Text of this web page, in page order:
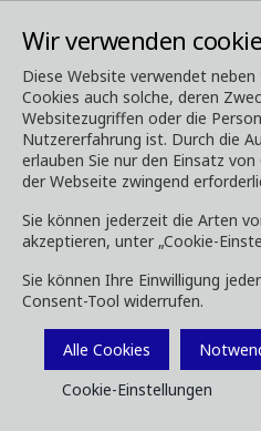
Wir verwenden
Diese Website verwendet
Cookies auch solche, deren
Websitezugriffen oder die
Nutzererfahrung ist. Durch die
erlauben Sie nur den Einsatz
der Webseite zwingend
Sie können jederzeit die Arten
akzeptieren, unter „Cookie-
Sie können Ihre Einwilligung
Consent-Tool widerrufen.
Alle Cookies
Cookie-Einstellungen
Media Downloads
Downloads
Laden Sie Broschüren,
Kundenmagazine und
Sie können dies nach
Filtern.
Filter Media